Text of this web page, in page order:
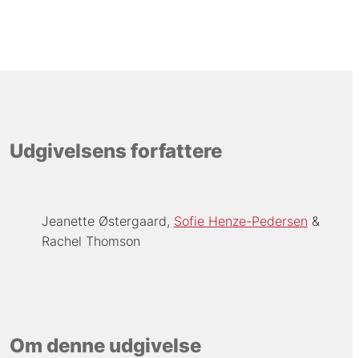
Udgivelsens forfattere
Jeanette Østergaard Sofie Henze-Pedersen
Rachel Thomson
Om denne udgivelse